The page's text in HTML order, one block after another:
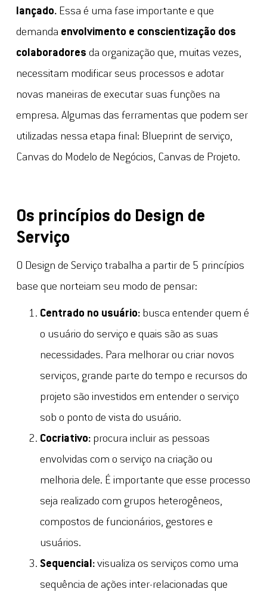
lançado. Essa é uma fase importante e que
demanda envolvimento e conscientização dos
colaboradores da organização que, muitas vezes,
necessitam modificar seus processos e adotar
novas maneiras de executar suas funções na
empresa. Algumas das ferramentas que podem ser
utilizadas nessa etapa final: Blueprint de serviço,
Canvas do Modelo de Negócios, Canvas de Projeto.
Os princípios do Design de
Serviço
O Design de Serviço trabalha a partir de 5 princípios
base que norteiam seu modo de pensar:
Centrado no usuário: busca entender quem é
o usuário do serviço e quais são as suas
necessidades. Para melhorar ou criar novos
serviços, grande parte do tempo e recursos do
projeto são investidos em entender o serviço
sob o ponto de vista do usuário.
Cocriativo:procura incluir as pessoas
envolvidas com o serviço na criação ou
melhoria dele. É importante que esse processo
seja realizado com grupos heterogêneos,
compostos de funcionários, gestores e
usuários.
Sequencial:visualiza os serviços como uma
sequência de ações inter-relacionadas que